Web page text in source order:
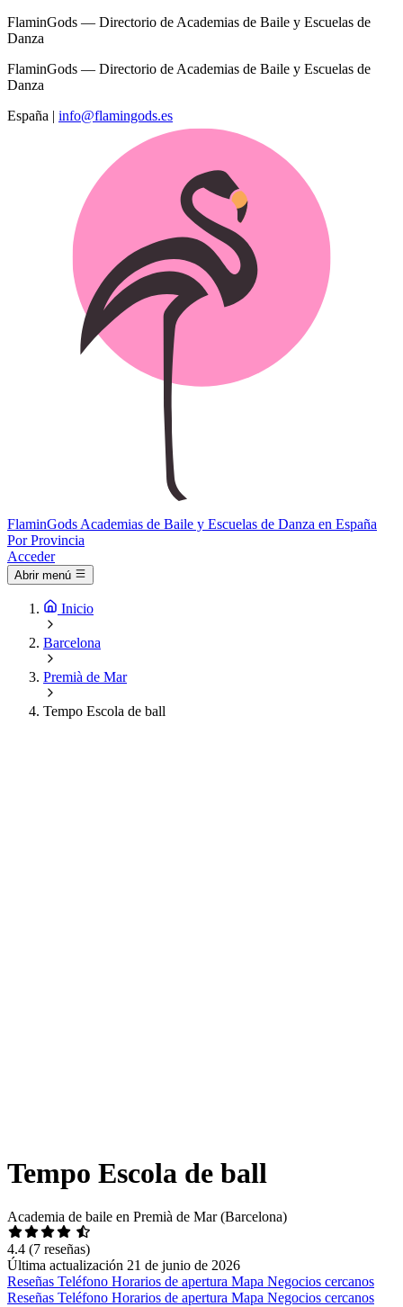
FlaminGods — Directorio de Academias de Baile y Escuelas de
Danza
FlaminGods — Directorio de Academias de Baile y Escuelas de
Danza
España | info@flamingods.es
FlaminGods Academias de Baile y Escuelas de Danza en España
Por Provincia
Acceder
Abrir menú
Inicio
Barcelona
Premià de Mar
Tempo Escola de ball
Tempo Escola de ball
Academia de baile en Premià de Mar (Barcelona)
4.4 (7 reseñas)
Última actualización 21 de junio de 2026
Reseñas Teléfono Horarios de apertura Mapa Negocios cercanos
Reseñas Teléfono Horarios de apertura Mapa Negocios cercanos